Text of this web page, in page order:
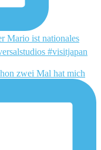
zwei Mal hat mich